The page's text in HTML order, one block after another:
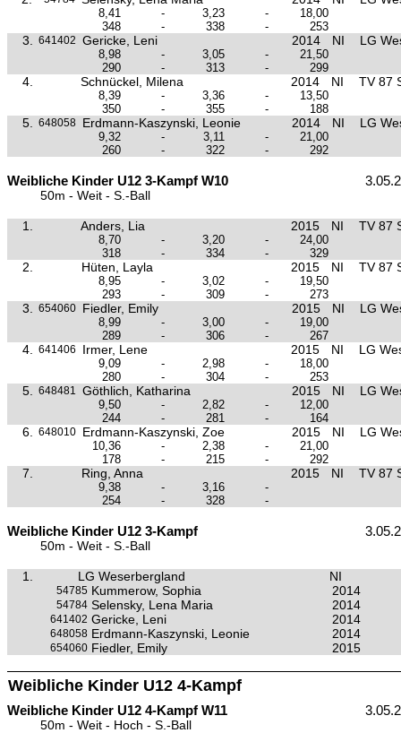
8,41 - 3,23 -
18,00
348
- 338 - 253
3. 641402 Gericke, Leni 2014 NI LG
8,98 - 3,05 -
21,50
290
- 313 - 299
4. Schnückel, Milena 2014 NI TV 87
8,39 - 3,36 -
13,50
350
- 355 - 188
5. 648058 Erdmann-Kaszynski, Leonie 2014 NI LG
9,32 - 3,11 -
21,00
260
- 322 - 292
Weibliche Kinder U12 3-Kampf W10
50m - Weit - S.-Ball
1. Anders, Lia 2015 NI TV 87
8,70 - 3,20 -
24,00
318
- 334 - 329
2. Hüten, Layla 2015 NI TV 87
8,95 - 3,02 -
19,50
293
- 309 - 273
3. 654060 Fiedler, Emily 2015 NI LG
8,99 - 3,00 -
19,00
289
- 306 - 267
4. 641406 Irmer, Lene 2015 NI LG
9,09 - 2,98 -
18,00
280
- 304 - 253
5. 648481 Göthlich, Katharina 2015 NI LG
9,50 - 2,82 -
12,00
244
- 281 - 164
6. 648010 Erdmann-Kaszynski, Zoe 2015 NI LG
10,36 - 2,38 -
21,00
178
- 215 - 292
7. Ring, Anna 2015 NI TV 87
9,38 - 3,16
-
254
- 328 -
Weibliche Kinder U12 3-Kampf
50m - Weit - S.-Ball
1. LG Weserbergland NI
54785 Kummerow, Sophia 2014
54784 Selensky, Lena Maria 2014
641402 Gericke, Leni 2014
648058 Erdmann-Kaszynski, Leonie 2014
654060 Fiedler, Emily 2015
Weibliche Kinder U12 4-Kampf
Weibliche Kinder U12 4-Kampf W11
50m - Weit - Hoch - S.-Ball